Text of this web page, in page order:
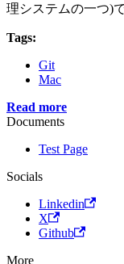
理システムの一つ)
Tags:
Git
Mac
Read more
Documents
Test Page
Socials
Linkedin
X
Github
More